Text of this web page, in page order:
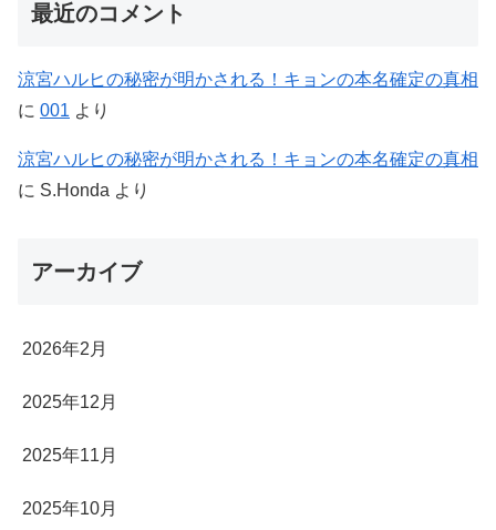
最近のコメント
涼宮ハルヒの秘密が明かされる！キョンの本名確定の真相
に 001 より
涼宮ハルヒの秘密が明かされる！キョンの本名確定の真相
に S.Honda より
アーカイブ
2026年2月
2025年12月
2025年11月
2025年10月